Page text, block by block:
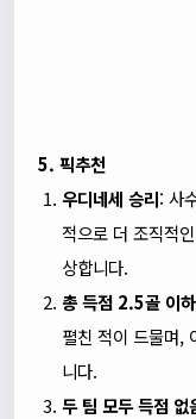
5. 픽추천
우디네세 승리: 사
적으로 더 조직적
상합니다.
총 득점 2.5골 이하
펼친 적이 드물며,
니다.
두 팀 모두 득점 없